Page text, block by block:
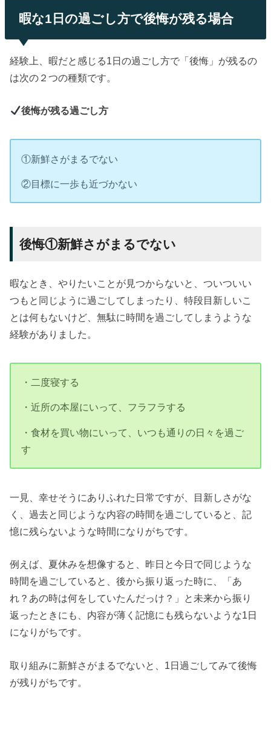
暇な1日の過ごし方で後悔が残る場合
経験上、暇だと感じる1日の過ごし方で「後悔」が残るの
は次の２つの種類です。
後悔が残る過ごし方
①新鮮さがまるでない
②目標に一歩も近づかない
後悔①新鮮さがまるでない
暇なとき、やりたいことが見つからないと、ついついい
つもと同じように過ごしてしまったり、特段目新しいこ
とは何もないけど、無駄に時間を過ごしてしまうような
経験がありました。
・二度寝する
・近所の本屋にいって、フラフラする
・食材を買い物にいって、いつも通りの日々を過ご
す
一見、幸せそうにありふれた日常ですが、目新しさがな
く、過去と同じような内容の時間を過ごしていると、記
憶に残らないような時間になりがちです。
例えば、夏休みを想像すると、昨日と今日で同じような
時間を過ごしていると、後から振り返った時に、「あ
れ？あの時は何をしていたんだっけ？」と未来から振り
返ったときにも、内容が薄く記憶にも残らないような1日
になりがちです。
取り組みに新鮮さがまるでないと、1日過ごしてみて後悔
が残りがちです。